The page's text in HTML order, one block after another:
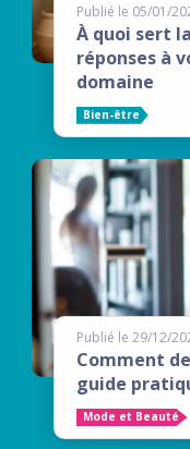
Publié le 05/01/
À quoi sert
réponses à
domaine
Bien-être
Publié le 29/12/
Comment
guide
Mode et Beauté